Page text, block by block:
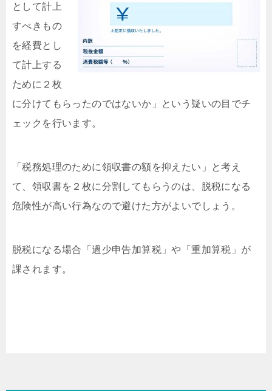
として計上
すべきもの
を経費とし
て計上する
ために２枚
に分けてもらったのではないか」という疑いの目でチ
ェックを行います。
「税務処理のために領収書の額を抑えたい」と考え
て、領収書を２枚に分割してもらうのは、脱税になる
危険性が高い行為なので避けた方がよいでしょう。
脱税になる場合「過少申告加算税」や「重加算税」が
課されます。